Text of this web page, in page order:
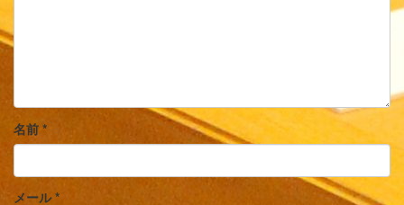
名前 *
メール*